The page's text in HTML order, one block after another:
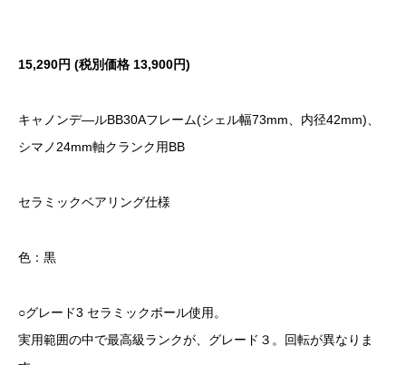
15,290円 (税別価格 13,900円)
キャノンデ―ルBB30Aフレーム(シェル幅73mm、内径42mm)、
シマノ24mm軸クランク用BB
セラミックベアリング仕様
色：黒
○グレード3 セラミックボール使用。
実用範囲の中で最高級ランクが、グレード３。回転が異なりま